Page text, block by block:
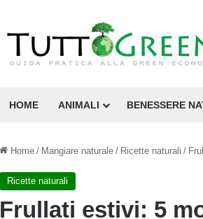
HOME ANIMALI BENESSERE
Home / Mangiare naturale / Ricette naturali /
Ricette naturali
Frullati estivi: 5